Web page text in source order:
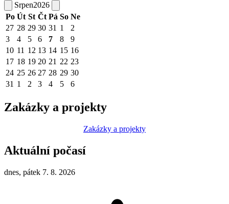
Srpen2026
Po Út St Čt Pá So Ne
27 28 29 30 31 1
2
3
4 5 6 7 8
9
10 11 12 13 14 15 16
17 18 19 20 21 22 23
24 25 26 27 28 29 30
31 1 2 3 4 5 6
Zakázky a projekty
Zakázky a projekty
Aktuální počasí
dnes, pátek 7. 8. 2026